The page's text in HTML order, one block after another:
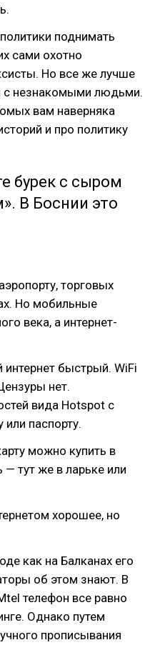
поднимать
сами охотно
Но все же лучше
с незнакомыми людьми.
вам наверняка
и про политику
бурек с сыром
В Боснии это
торговых
Но мобильные
века, а интернет-
быстрый. WiFi
нет.
вида Hotspot с
или паспорту.
можно купить в
тут же в ларьке или
хорошее, но
как на Балканах его
об этом знают. В
телефон все равно
Однако путем
прописывания